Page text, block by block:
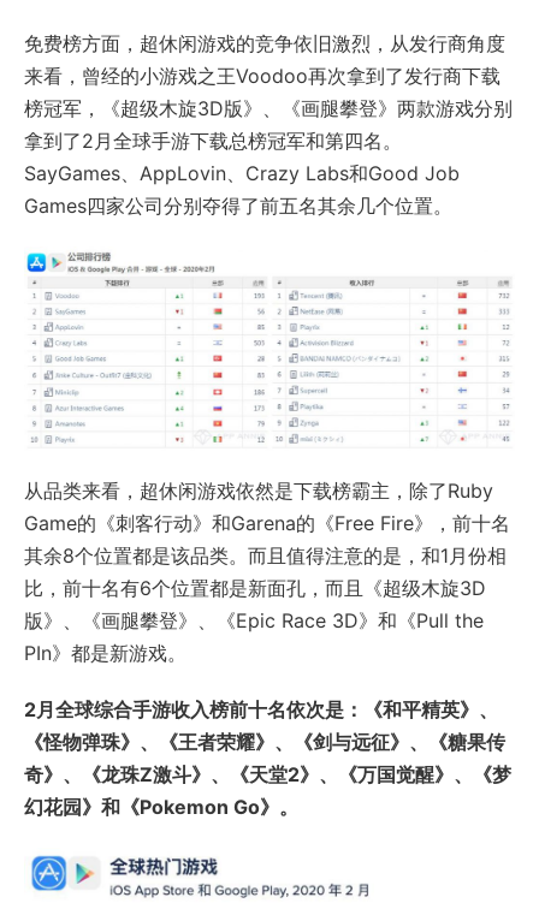
免费榜方面，超休闲游戏的竞争依旧激烈，从发行商角度
来看，曾经的小游戏之王Voodoo再次拿到了发行商下载
榜冠军，《超级木旋3D版》、《画腿攀登》两款游戏分别
拿到了2月全球手游下载总榜冠军和第四名。
SayGames、AppLovin、Crazy Labs和Good Job
Games四家公司分别夺得了前五名其余几个位置。
从品类来看，超休闲游戏依然是下载榜霸主，除了Ruby
Game的《刺客行动》和Garena的《Free Fire》，前十名
其余8个位置都是该品类。而且值得注意的是，和1月份相
比，前十名有6个位置都是新面孔，而且《超级木旋3D
版》、《画腿攀登》、《Epic Race 3D》和《Pull the
PIn》都是新游戏。
2月全球综合手游收入榜前十名依次是：《和平精英》、
《怪物弹珠》、《王者荣耀》、《剑与远征》、《糖果传
奇》、《龙珠Z激斗》、《天堂2》、《万国觉醒》、《梦
幻花园》和《Pokemon Go》。